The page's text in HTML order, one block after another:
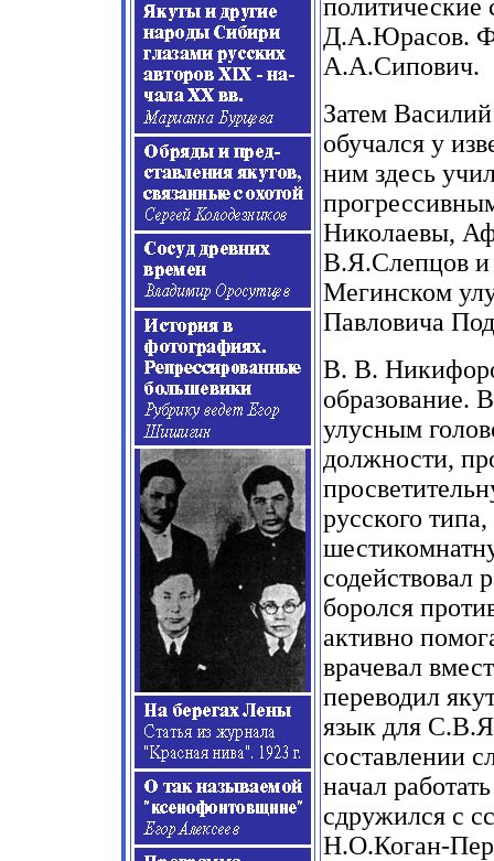
политические
Д.А.Юрасов.
А.А.Сипович.
Затем
обучался у
ним здесь
Николаевы,
В.Я.Слепцов и
Мегинском
Павловича
В. В.
образование.
улусным
должности,
русского типа,
содействовал
боролся
активно
врачевал
переводил
язык для
составлении
начал
сдружился с
Н.О.Коган-